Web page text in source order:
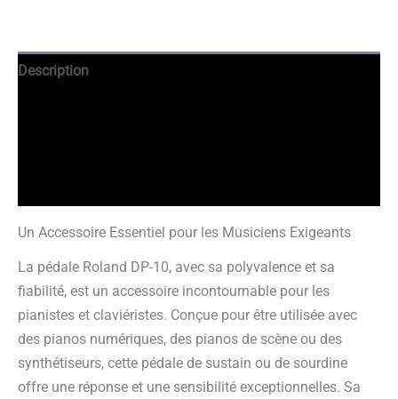
Description
Un Accessoire Essentiel pour les Musiciens Exigeants
La pédale Roland DP-10, avec sa polyvalence et sa
fiabilité, est un accessoire incontournable pour les
pianistes et claviéristes. Conçue pour être utilisée avec
des pianos numériques, des pianos de scène ou des
synthétiseurs, cette pédale de sustain ou de sourdine
offre une réponse et une sensibilité exceptionnelles. Sa